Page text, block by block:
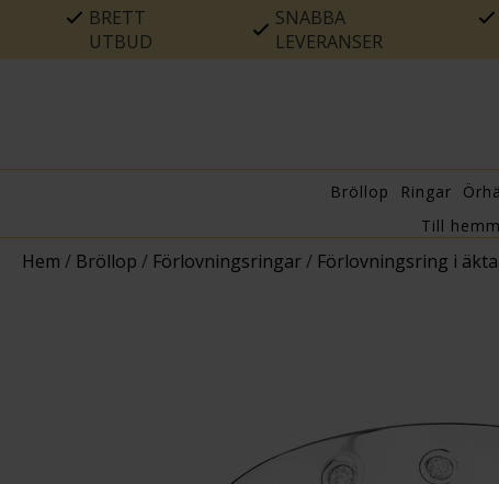
BRETT
UTBUD
SNABBA
LEVERANSER
Bröllop Ringar
Till
Hem / Bröllop / Förlovningsringar/ Förlovningsring i